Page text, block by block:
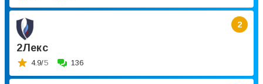
2
2Лекс
4.9/5 136